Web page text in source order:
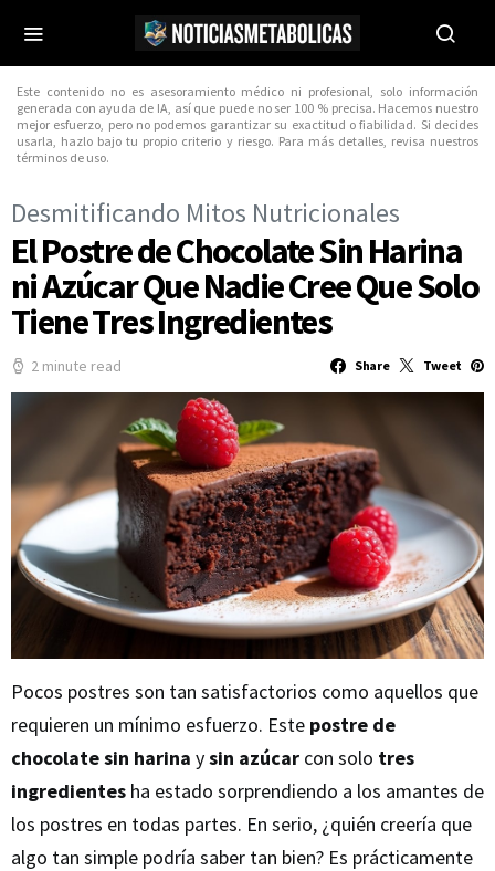
Este contenido no es asesoramiento médico ni profesional, solo información
generada con ayuda de IA, así que puede no ser 100 % precisa. Hacemos nuestro
mejor esfuerzo, pero no podemos garantizar su exactitud o fiabilidad. Si decides
usarla, hazlo bajo tu propio criterio y riesgo. Para más detalles, revisa nuestros
términos de uso.
Desmitificando Mitos Nutricionales
El Postre de Chocolate Sin Harina
ni Azúcar Que Nadie Cree Que Solo
Tiene Tres Ingredientes
2 minute read Share Tweet
Pocos postres son tan satisfactorios como aquellos que
requieren un mínimo esfuerzo. Este postre de
chocolatesin harina ysin azúcar con solo tres
ingredientes ha estado sorprendiendo a los amantes de
los postres en todas partes. En serio, ¿quién creería que
algo tan simple podría saber tan bien? Es prácticamente